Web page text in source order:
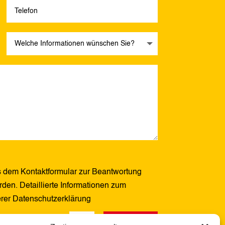
Kontaktformular zur Beantwortung
Detaillierte Informationen zum
Datenschutzerklärung
4 + 2 = Senden